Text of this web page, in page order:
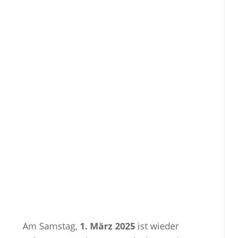
Am Samstag, 1. März 2025ist wieder